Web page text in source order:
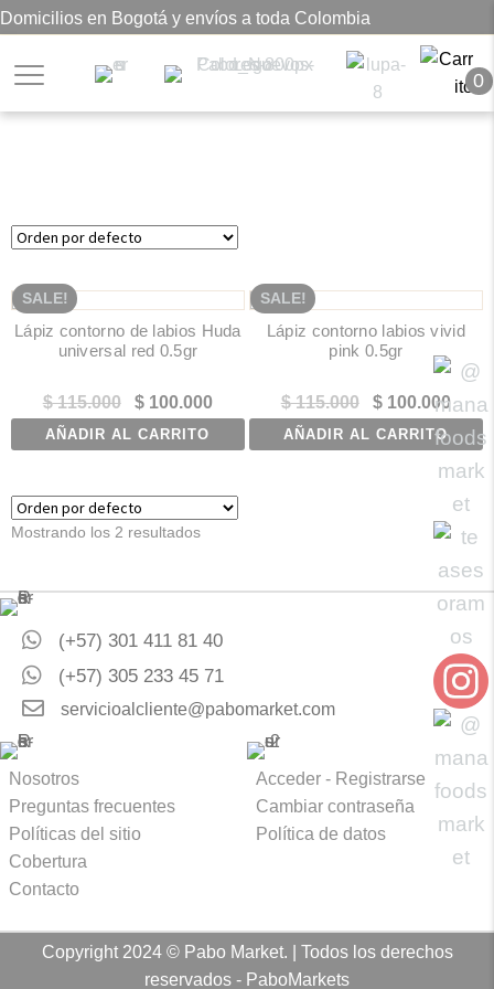
Domicilios en Bogotá y envíos a toda Colombia
0
SALE!
Lápiz contorno de labios Huda
universal red 0.5gr
$115.000
El
precio
original
$ 115.000.
$ 100.000El
precio
actual
$ 100.000.
AÑADIR AL CARRITO
SALE!
Lápiz contorno labios vivid
pink 0.5gr
$115.000
El
precio
original
$ 100.000El
precio
actual
es:
$
AÑADIR AL CARRITO
Mostrando los 2 resultados
(+57) 301 411 81 40
(+57) 305 233 45 71
servicioalcliente@pabomarket.com
Nosotros
Preguntas frecuentes
Políticas del sitio
Cobertura
Contacto
Acceder - Registrarse
Cambiar contraseña
Política de datos
Copyright 2024 © Pabo Market. | Todos los derechos
reservados - PaboMarkets